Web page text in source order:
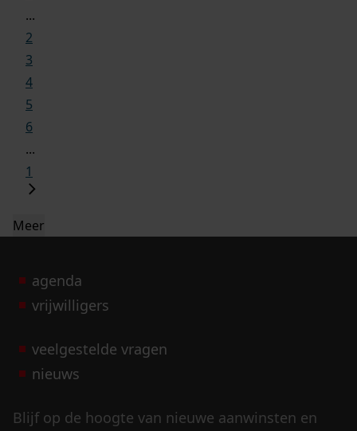
...
2
3
4
5
6
...
1
Meer
agenda
vrijwilligers
veelgestelde vragen
nieuws
Blijf op de hoogte van nieuwe aanwinsten en